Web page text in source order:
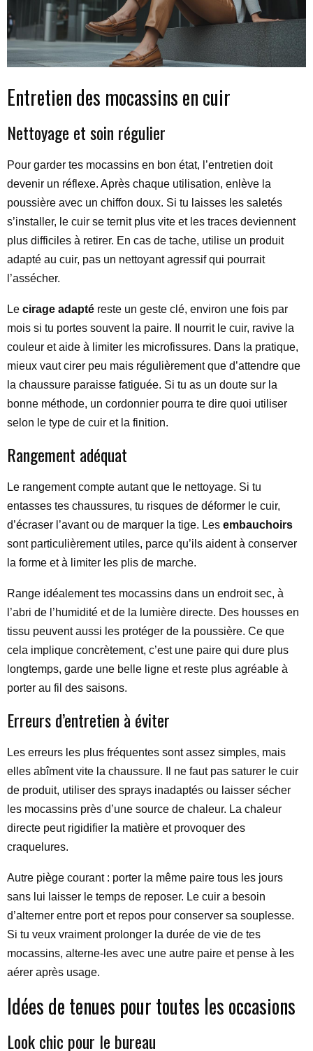
Entretien des mocassins en cuir
Nettoyage et soin régulier
Pour garder tes mocassins en bon état, l’entretien doit
devenir un réflexe. Après chaque utilisation, enlève la
poussière avec un chiffon doux. Si tu laisses les saletés
s’installer, le cuir se ternit plus vite et les traces deviennent
plus difficiles à retirer. En cas de tache, utilise un produit
adapté au cuir, pas un nettoyant agressif qui pourrait
l’assécher.
Le cirage adapté reste un geste clé, environ une fois par
mois si tu portes souvent la paire. Il nourrit le cuir, ravive la
couleur et aide à limiter les microfissures. Dans la pratique,
mieux vaut cirer peu mais régulièrement que d’attendre que
la chaussure paraisse fatiguée. Si tu as un doute sur la
bonne méthode, un cordonnier pourra te dire quoi utiliser
selon le type de cuir et la finition.
Rangement adéquat
Le rangement compte autant que le nettoyage. Si tu
entasses tes chaussures, tu risques de déformer le cuir,
d’écraser l’avant ou de marquer la tige. Les embauchoirs
sont particulièrement utiles, parce qu’ils aident à conserver
la forme et à limiter les plis de marche.
Range idéalement tes mocassins dans un endroit sec, à
l’abri de l’humidité et de la lumière directe. Des housses en
tissu peuvent aussi les protéger de la poussière. Ce que
cela implique concrètement, c’est une paire qui dure plus
longtemps, garde une belle ligne et reste plus agréable à
porter au fil des saisons.
Erreurs d’entretien à éviter
Les erreurs les plus fréquentes sont assez simples, mais
elles abîment vite la chaussure. Il ne faut pas saturer le cuir
de produit, utiliser des sprays inadaptés ou laisser sécher
les mocassins près d’une source de chaleur. La chaleur
directe peut rigidifier la matière et provoquer des
craquelures.
Autre piège courant : porter la même paire tous les jours
sans lui laisser le temps de reposer. Le cuir a besoin
d’alterner entre port et repos pour conserver sa souplesse.
Si tu veux vraiment prolonger la durée de vie de tes
mocassins, alterne-les avec une autre paire et pense à les
aérer après usage.
Idées de tenues pour toutes les occasions
Look chic pour le bureau